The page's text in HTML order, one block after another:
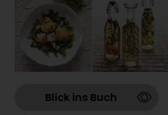
Blick ins Buch